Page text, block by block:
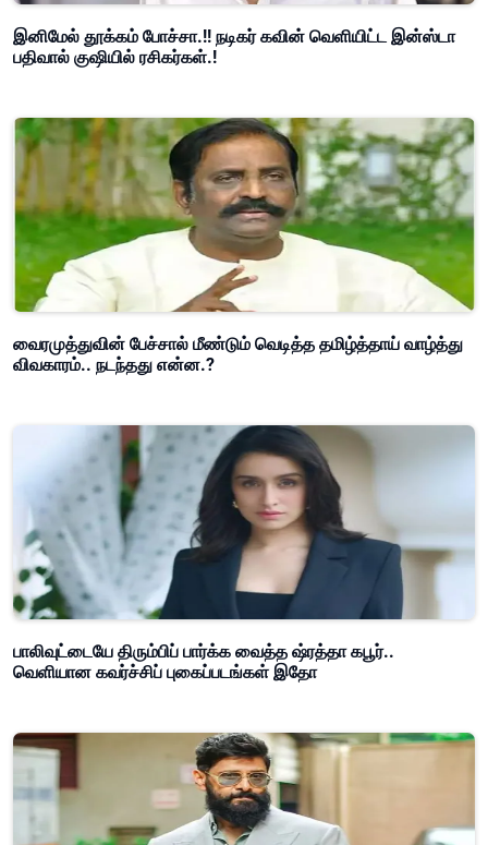
இனிமேல் தூக்கம் போச்சா.!! நடிகர் கவின் வெளியிட்ட இன்ஸ்டா
பதிவால் குஷியில் ரசிகர்கள்.!
வைரமுத்துவின் பேச்சால் மீண்டும் வெடித்த தமிழ்த்தாய் வாழ்த்து
விவகாரம்.. நடந்தது என்ன.?
பாலிவுட்டையே திரும்பிப் பார்க்க வைத்த ஷ்ரத்தா கபூர்..
வெளியான கவர்ச்சிப் புகைப்படங்கள் இதோ